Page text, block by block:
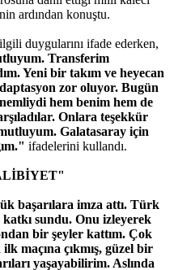
ardından konuştu.
duygularını ifade ederken,
Transferim
Yeni bir takım ve heyecan
zor oluyor. Bugün
hem benim hem de
Onlara teşekkür
Galatasaray için
ifadelerini kullandı.
başarılara imza attı. Türk
sundu. Onu izleyerek
bir şeyler kattım. Çok
maçına çıkmış, güzel bir
yaşayabilirim. Aslında